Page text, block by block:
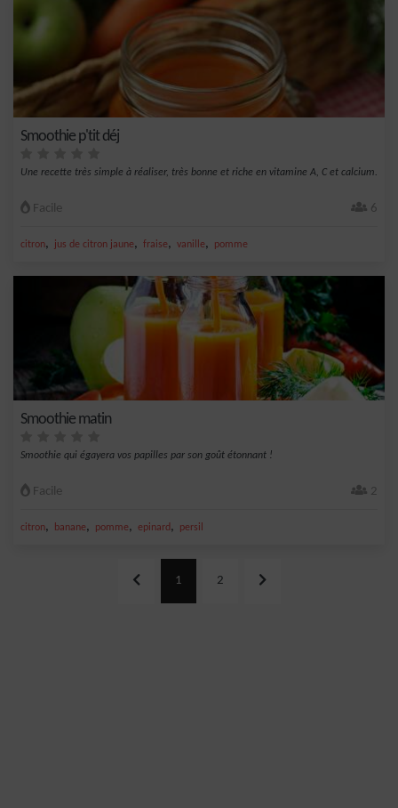
Smoothie p'tit déj
Une recette très simple à réaliser, très bonne et riche en vitamine A, C et calcium.
Facile 6
citron, jus de citron jaune, fraise, vanille, pomme
Smoothie matin
Smoothie qui égayera vos papilles par son goût étonnant !
Facile 2
citron, banane, pomme, epinard , persil
1 2